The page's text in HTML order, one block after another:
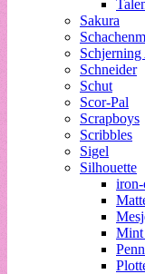
Sakura
Schneider
Schut
Scor-Pal
Scrapboys
Scribbles
Sigel
Silhouette
iron-
Mint